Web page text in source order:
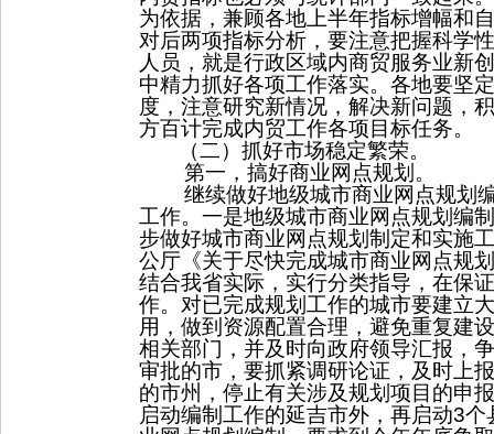
为依据，兼顾各地上半年指标增幅和
对后两项指标分析，要注意把握科学
人员，就是行政区域内商贸服务业新
中精力抓好各项工作落实。 各地要坚
度，注意研究新情况，解决新问题，
方百计完成内贸工作各项 目标任务。
（二）抓好市场稳定繁荣。
第一，搞好商业网点规划。
继续做好地级城市商业网点规划
工作。一是地级城市商业网点规划编
步做好城市商业网点规划制定和实施
公厅《关于尽快完成城市商业网点规
结合我省实际，实行分类指导，在保
作。对已完成规划工作的城市要建立
用，做到资源配置合理，避免重复建
相关部门，并及时向政府领导汇报，
审批的市，要抓紧调研论证，及时上
的市州，停止有关涉及规划项目的申
启动编制工作的延吉市外，再启动3个